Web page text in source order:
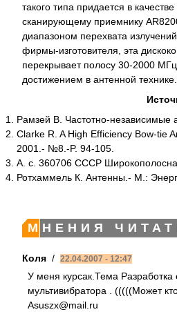
такого типа придается в
сканирующему приемнику
диапазоном перехвата
фирмы-изготовителя, эта
перекрывает полосу 30-2000
достижением в антенной технике.
Рамзей В. Частотно-
Clarke R. A High Efficiency Bow-tie
2001.- №8.-P. 94-105.
A. c. 360706 СССР
Ротхаммель К. Антенны.- М.:
МНЕНИЯ
Коля / 22.04.2007 - 12:47
У меня курсак.Тема Разработка
мультивибратора . (((((Может
Asuszx@mail.ru